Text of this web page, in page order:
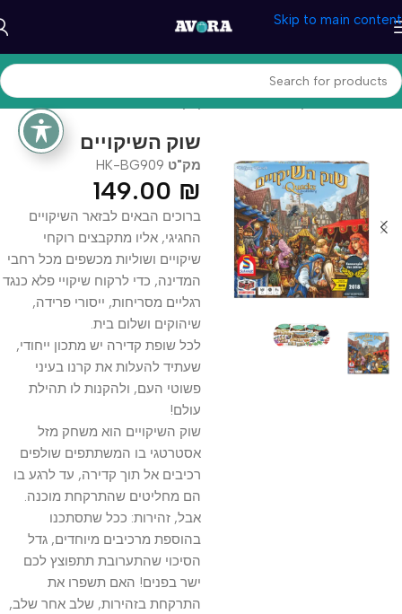
Skip to main content
עמוד הבית/משחקים וצעצעים/משחקי קופסא
שוק השיקויים
מק"ט HK-BG909
149.00 ₪
ברוכים הבאים לבזאר השיקויים
החגיגי, אליו מתקבצים רוקחי
שיקויים ושוליות מכשפים מכל רחבי
המדינה, כדי לרקוח שיקויי פלא כנגד
רגליים מסריחות, ייסורי פרידה,
שיהוקים ושלום בית.
לכל שופת קדירה יש מתכון ייחודי,
שעתיד להעלות את קרנו בעיני
פשוטי העם, ולהקנות לו תהילת
עולם!
שוק השיקויים הוא משחק מזל
אסטרטגי בו המשתתפים שולפים
רכיבים אל תוך קדירה, עד לרגע בו
הם מחליטים שהתרקחת מוכנה.
אבל, זהירות: ככל שתסתכנו
בהוספת מרכיבים מיוחדים, גדל
הסיכוי שהתערובת תתפוצץ לכם
ישר בפנים! האם תשפרו את
התרקחת בזהירות, שלב אחר שלב,